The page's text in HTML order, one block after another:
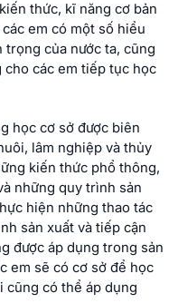
thức, kĩ năng cơ bản
em có một số hiểu
của nước ta, cũng
cho các em tiếp tục học
học cơ sở được biên
lâm nghiệp và thủy
kiến thức phổ thông,
những quy trình sản
hiện những thao tác
sản xuất và tiếp cận
được áp dụng trong sản
em sẽ có cơ sở để học
cũng có thể áp dụng